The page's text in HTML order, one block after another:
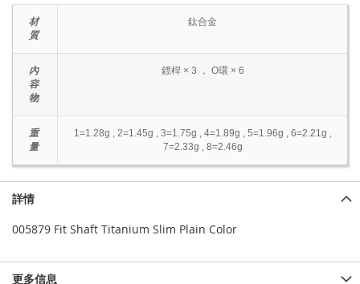
材
質
鈦合金
內
容
物
鏢桿 × 3 ， O環 × 6
重
量
1=1.28g , 2=1.45g , 3=1.75g , 4=1.89g , 5=1.96g , 6=2.21g ,
7=2.33g , 8=2.46g
詳情
005879 Fit Shaft Titanium Slim Plain Color
更多信息